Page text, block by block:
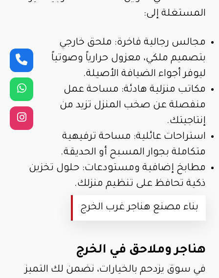
المستغلة إلى:
مجالس رجالية فاخرة: ملحق خارجي
بتصميم ملكي، معزول حرارياً وصوتياً
ليوفر أجواء الضيافة الأصيلة.
مكاتب منزلية هادئة: مساحة عمل
منفصلة عن صخب المنزل تزيد من
إنتاجيتك.
استراحات عائلية: مساحة ترفيهية
متكاملة بجوار المسبح أو الحديقة.
مطابخ إضافية ومستودعات: حلول تخزين
ذكية تحافظ على تنظيم منزلك.
بناء مصنع هناجر غرب الخرج
هناجر وملاحق في الخرج
في سوق يزدحم بالخيارات، نضمن لك التميز